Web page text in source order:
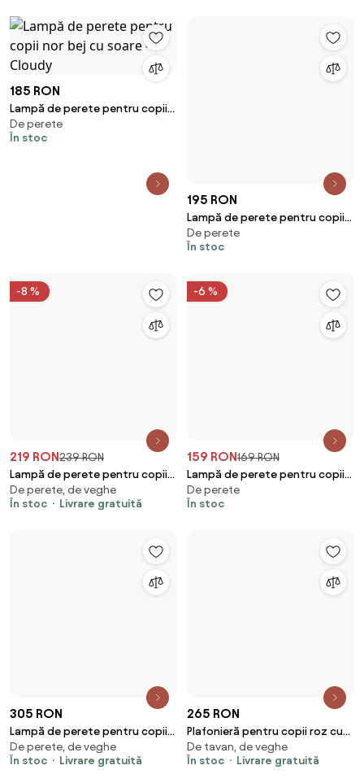
185 RON
Lampă de perete pentru copii
nor bej cu soare - Cloudy
De perete
În stoc
195 RON
Lampă de perete pentru copii
nor albastru cu soare - Cloudy
De perete
În stoc
-8 %
219 RON239 RON
Lampă de perete pentru copii
bej, cu LED, cu dimmer în 3
trepte - Benny the Bunny
De perete, de veghe
În stoc
Livrare gratuită
-6 %
159 RON169 RON
Lampă de perete pentru copii
nor alb cu soare - Cloudy
De perete
În stoc
305 RON
Lampă de perete pentru copii
maro cu LED, cu 3 trepte de
intensitate luminoasă - Gigi
De perete, de veghe
În stoc
Livrare gratuită
265 RON
Plafonieră pentru copii roz cu
inimioare - Harrie in Love
De tavan, de veghe
În stoc
Livrare gratuită